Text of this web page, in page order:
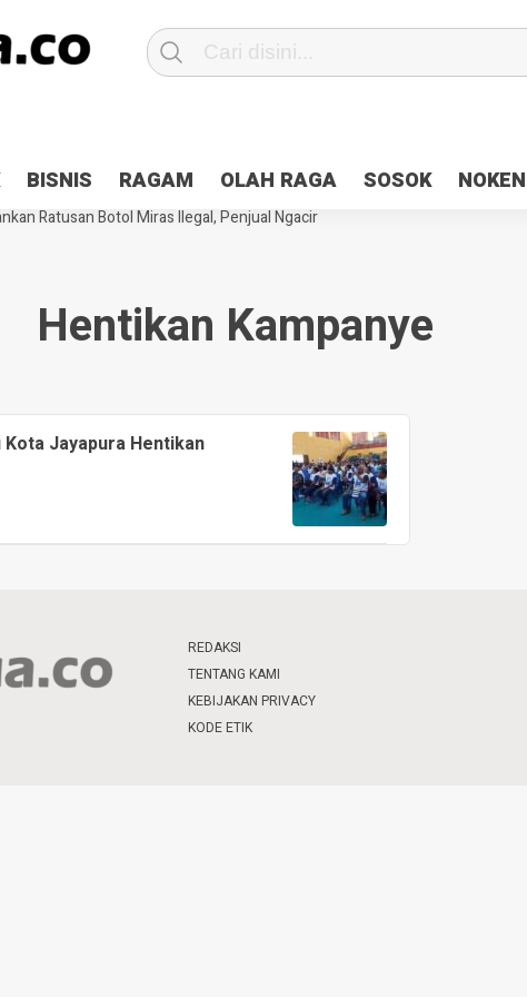
BISNIS RAGAM OLAH RAGA SOSOK NOKEN
2×24 jam di Kota Jayapura
Pesan Sejuk Polri di Deklarasi Pemilu
Terbakar
Hibah Pilkada Jayapura Cair 10 Persen, Deposit Kas
Ratusan Botol Miras Ilegal, Penjual Ngacir
Hentikan Kampanye
Jayapura Hentikan
REDAKSI
TENTANG KAMI
KEBIJAKAN PRIVACY
KODE ETIK